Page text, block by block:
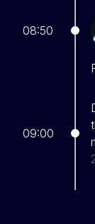
08:50
09:00